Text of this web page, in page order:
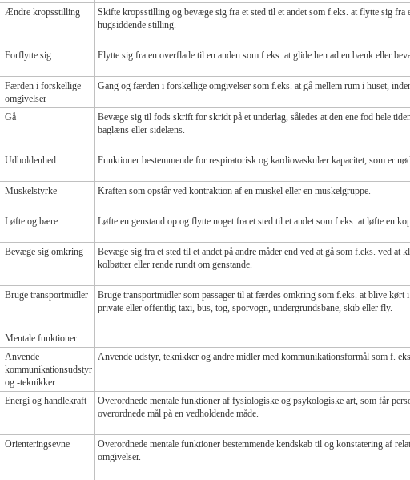
Ændre kropsstilling
Skifte kropsstilling og bevæge sig fra et sted til et andet som f.eks. at flytte sig
hugsiddende stilling.
Forflytte sig Flytte sig fra en overflade til en anden som f.eks. at glide hen ad en bænk eller
Færden i forskellige
omgivelser
Gang og færden i forskellige omgivelser som f.eks. at gå mellem rum i huset,
Gå
Bevæge sig til fods skrift for skridt på et underlag, således at den ene fod hele
baglæns eller sidelæns.
Udholdenhed Funktioner bestemmende for respiratorisk og kardiovaskulær kapacitet, som er
Muskelstyrke Kraften som opstår ved kontraktion af en muskel eller en muskelgruppe.
Løfte og bære Løfte en genstand op og flytte noget fra et sted til et andet som f.eks. at løfte en
Bevæge sig omkring
Bevæge sig fra et sted til et andet på andre måder end ved at gå som f.eks. ved at
kolbøtter eller rende rundt om genstande.
Bruge transportmidler
Bruge transportmidler som passager til at færdes omkring som f.eks. at blive kørt
private eller offentlig taxi, bus, tog, sporvogn, undergrundsbane, skib eller fly.
Mentale funktioner
Anvende
kommunikationsudstyr
og -teknikker
Anvende udstyr, teknikker og andre midler med kommunikationsformål som f.
Energi og handlekraft
Overordnede mentale funktioner af fysiologiske og psykologiske art, som får
overordnede mål på en vedholdende måde.
Orienteringsevne
Overordnede mentale funktioner bestemmende kendskab til og konstatering af
omgivelser.